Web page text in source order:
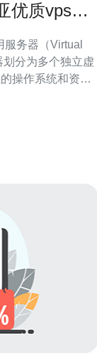
优质vps推
务器（Virtual
分为多个独立虚
操作系统和资
有独立的操作系